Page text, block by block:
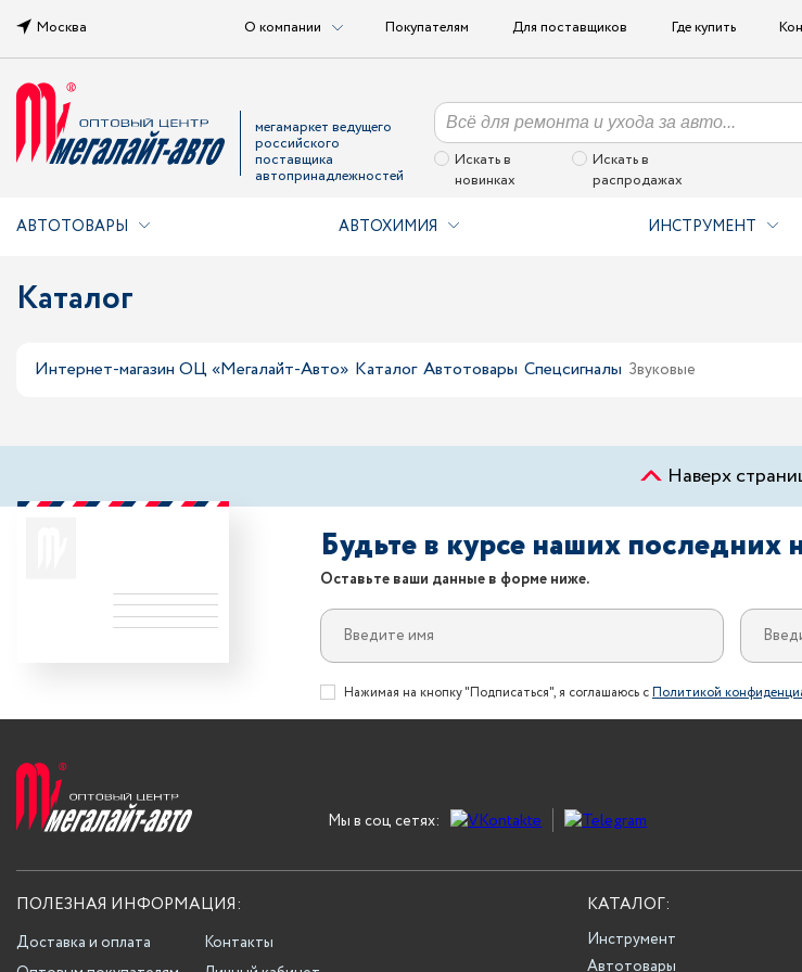
Москва О компании Покупателям Для поставщиков Где купить
мегамаркет ведущего
российского
поставщика
автопринадлежностей
Искать в
новинках
Искать в
распродажах
АВТОТОВАРЫ АВТОХИМИЯ ИНСТРУМЕНТ
Каталог
Интернет-магазин ОЦ «Мегалайт-Авто» Каталог Автотовары Спецсигналы Звуковые
Наверх
Будьте в курсе наших последних
Оставьте ваши данные в форме ниже.
Нажимая на кнопку "Подписаться", я соглашаюсь сПолитикой
Мы в соц сетях:
ПОЛЕЗНАЯ ИНФОРМАЦИЯ:
Доставка и оплата
Контакты
КАТАЛОГ:
Инструмент
Автотовары